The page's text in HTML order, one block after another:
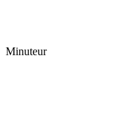
Minuteur